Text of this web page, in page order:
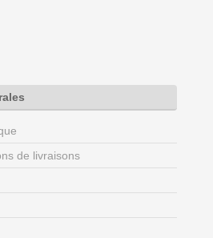
de livraisons